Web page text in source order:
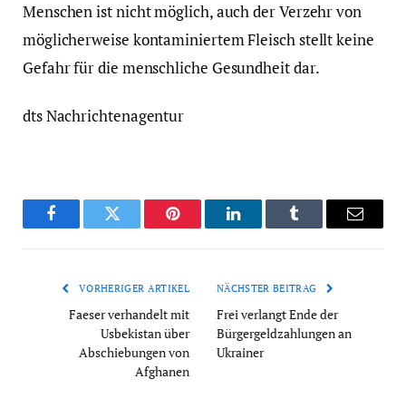
Menschen ist nicht möglich, auch der Verzehr von
möglicherweise kontaminiertem Fleisch stellt keine
Gefahr für die menschliche Gesundheit dar.
dts Nachrichtenagentur
FacebookTwitter Pinterest LinkedInTumblr Email
VORHERIGER ARTIKEL
Faeser verhandelt mit
Usbekistan über
Abschiebungen von
Afghanen
NÄCHSTER BEITRAG
Frei verlangt Ende der
Bürgergeldzahlungen an
Ukrainer